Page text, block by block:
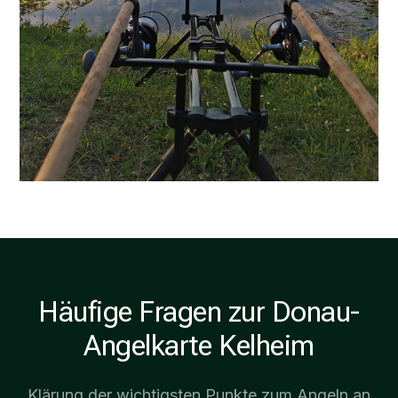
Häufige Fragen zur Donau-
Angelkarte Kelheim